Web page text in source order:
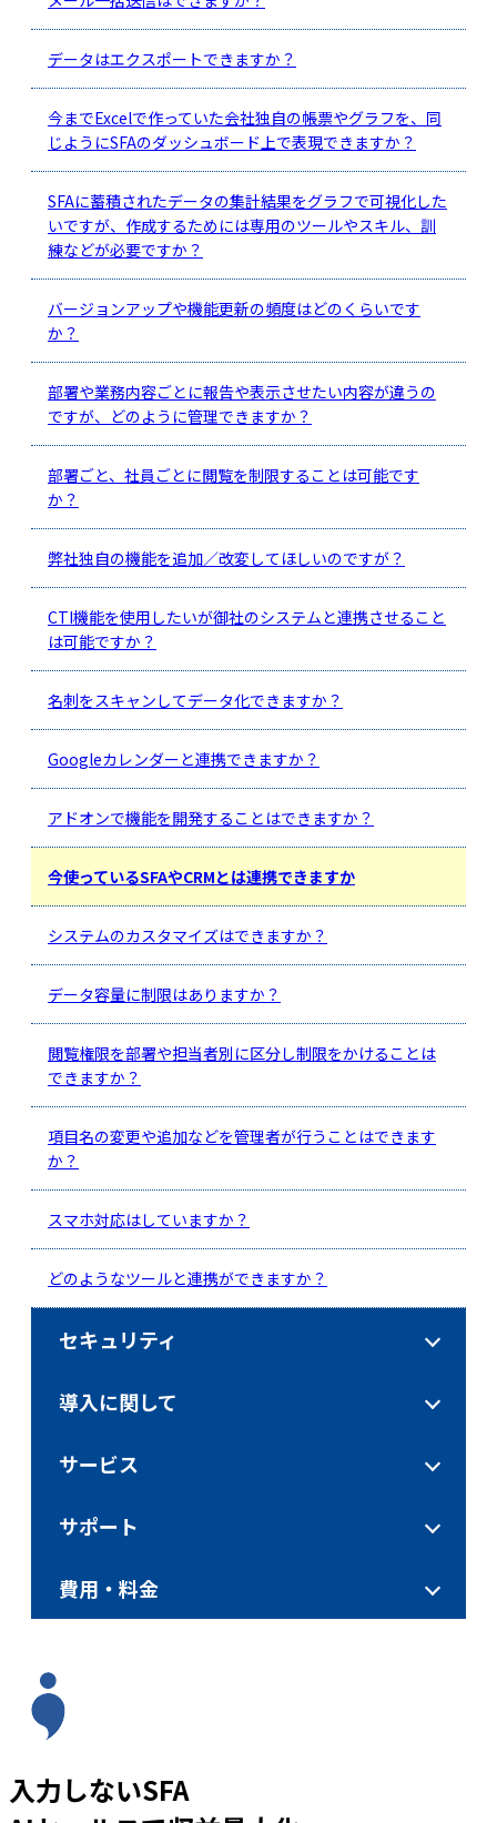
データはエクスポートできますか？
今までExcelで作っていた会社独自の帳票やグラフを、同
じようにSFAのダッシュボード上で表現できますか？
SFAに蓄積されたデータの集計結果をグラフで可視化した
いですが、作成するためには専用のツールやスキル、訓
練などが必要ですか？
バージョンアップや機能更新の頻度はどのくらいです
か？
部署や業務内容ごとに報告や表示させたい内容が違うの
ですが、どのように管理できますか？
部署ごと、社員ごとに閲覧を制限することは可能です
か？
弊社独自の機能を追加／改変してほしいのですが？
CTI機能を使用したいが御社のシステムと連携させること
は可能ですか？
名刺をスキャンしてデータ化できますか？
Googleカレンダーと連携できますか？
アドオンで機能を開発することはできますか？
今使っているSFAやCRMとは連携できますか
システムのカスタマイズはできますか？
データ容量に制限はありますか？
閲覧権限を部署や担当者別に区分し制限をかけることは
できますか？
項目名の変更や追加などを管理者が行うことはできます
か？
スマホ対応はしていますか？
どのようなツールと連携ができますか？
セキュリティ
導入に関して
サービス
サポート
費用・料金
入力しないSFA